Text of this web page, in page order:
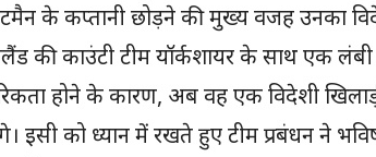
के कप्तानी छोड़ने की मुख्य वजह उनका
की काउंटी टीम यॉर्कशायर के साथ एक
होने के कारण, अब वह एक विदेशी
इसी को ध्यान में रखते हुए टीम प्रबंधन ने